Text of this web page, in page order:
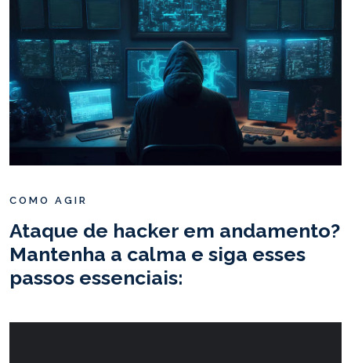
COMO AGIR
Ataque de hacker em andamento?
Mantenha a calma e siga esses
passos essenciais: